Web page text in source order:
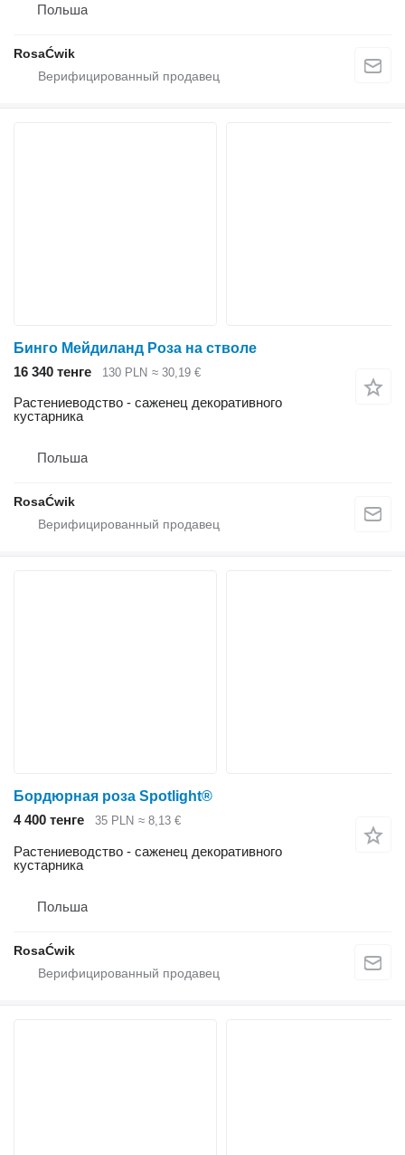
Польша
RosaĆwik
Бинго Мейдиланд Роза на стволе
16 340 тенге
130 PLN ≈ 30,19 €
Растениеводство - саженец декоративного
кустарника
Польша
RosaĆwik
Бордюрная роза Spotlight®
4 400 тенге
35 PLN ≈ 8,13 €
Растениеводство - саженец декоративного
кустарника
Польша
RosaĆwik